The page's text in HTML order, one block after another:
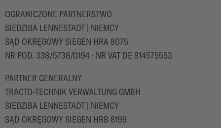
a
OGRANICZONE PARTNERSTWO
SIEDZIBA LENNESTADT | NIEMCY
SĄD OKRĘGOWY SIEGEN HRA 8075
NR POD. 338/5738/0194 · NR VAT DE 814575553
PARTNER GENERALNY
TRACTO-TECHNIK VERWALTUNG GMBH
SIEDZIBA LENNESTADT | NIEMCY
SĄD OKRĘGOWY SIEGEN HRB 8199